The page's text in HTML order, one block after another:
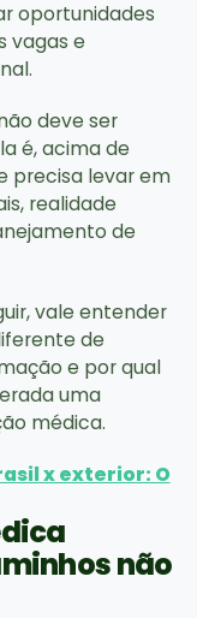
oportunidades
vagas e
deve ser
é, acima de
precisa levar em
realidade
de
vale entender
de
e por qual
uma
médica.
x exterior: O
não